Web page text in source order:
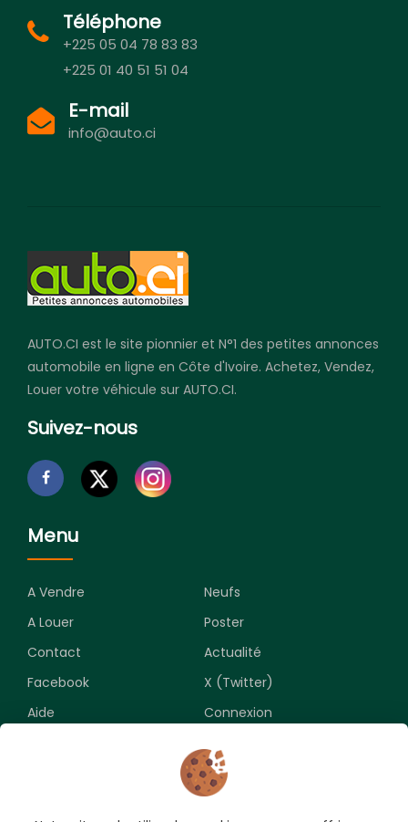
Téléphone
+225 05 04 78 83 83
+225 01 40 51 51 04
E-mail
info@auto.ci
AUTO.CI est le site pionnier et N°1 des petites annonces
automobile en ligne en Côte d'Ivoire. Achetez, Vendez,
Louer votre véhicule sur AUTO.CI.
Suivez-nous
Menu
A Vendre
Neufs
A Louer
Poster
Contact
Actualité
Facebook
X (Twitter)
Aide
Connexion